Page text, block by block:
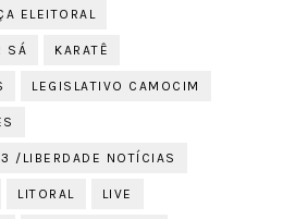
ELEITORAL
SÁ KARATÊ
LEGISLATIVO CAMOCIM
/LIBERDADE NOTÍCIAS
LITORAL LIVE